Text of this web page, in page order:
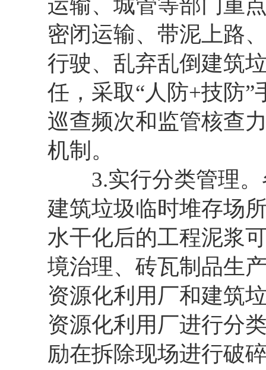
运输、城管等部门重
密闭运输、带泥上路
行驶、乱弃乱倒建筑
任，采取“人防+技防
巡查频次和监管核查
机制。
3.实行分类管理。
建筑垃圾临时堆存场
水干化后的工程泥浆
境治理、砖瓦制品生
资源化利用厂和建筑
资源化利用厂进行分
励在拆除现场进行破